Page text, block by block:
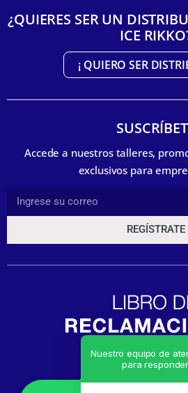
¿QUIERES SER UN
ICE
¡ QUIERO SER
Accede a nuestros talleres,
exclusivos para
REGÍSTRATE
Nuestro equipo de
para